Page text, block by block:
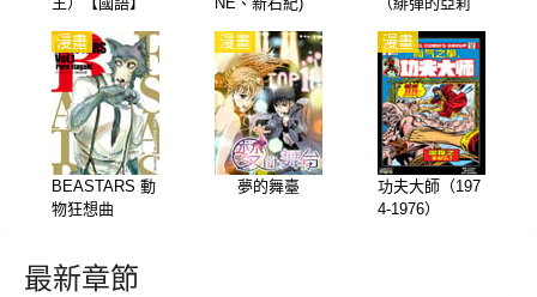
語】
BEASTARS 動
物狂想曲
漫畫
夢的舞臺
漫畫
功夫大師（197
4-1976）
漫畫
最新章節